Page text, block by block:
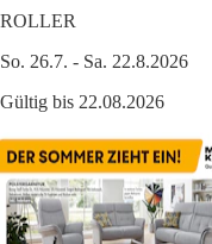
ROLLER
So. 26.7. - Sa. 22.8.2026
Gültig bis 22.08.2026